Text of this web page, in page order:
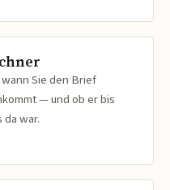
Sie den Brief
— und ob er bis
war.